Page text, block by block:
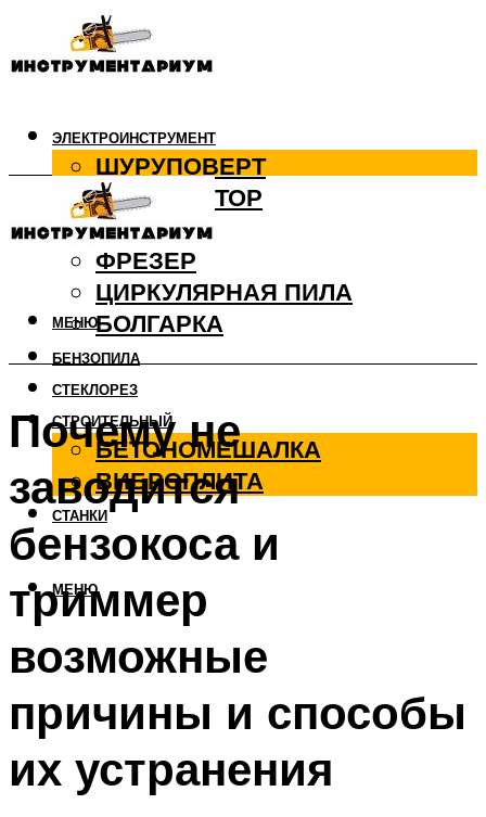
ЭЛЕКТРОИНСТРУМЕНТ
ШУРУПОВЕРТ
ПЕРФОРАТОР
ДРЕЛЬ
ФРЕЗЕР
ЦИРКУЛЯРНАЯ ПИЛА
БОЛГАРКА
БЕНЗОПИЛА
СТЕКЛОРЕЗ
СТРОИТЕЛЬНЫЙ
БЕТОНОМЕШАЛКА
ВИБРОПЛИТА
СТАНКИ
МЕНЮ
МЕНЮ
Почему не
заводится
бензокоса и
триммер
возможные
причины и способы
их устранения